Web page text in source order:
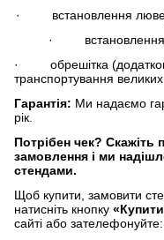
· встановлення
· встановлення
· обрешітка
транспортування великих
Гарантія: Ми надаємо
рік.
Потрібен чек? Скажіть
замовлення і ми
стендами.
Щоб купити, замовити
натисніть кнопку
сайті або зателефонуйте: